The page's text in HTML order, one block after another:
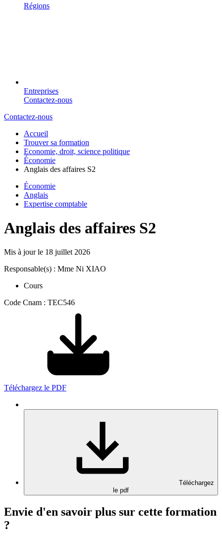
Régions
Entreprises
Contactez-nous
Contactez-nous
Accueil
Trouver sa formation
Economie, droit, science politique
Économie
Anglais des affaires S2
Économie
Anglais
Expertise comptable
Anglais des affaires S2
Mis à jour le 18 juillet 2026
Responsable(s) : Mme Ni XIAO
Cours
Code Cnam : TEC546
Téléchargez le PDF
Téléchargez
le pdf
Envie d'en savoir plus sur cette formation
?